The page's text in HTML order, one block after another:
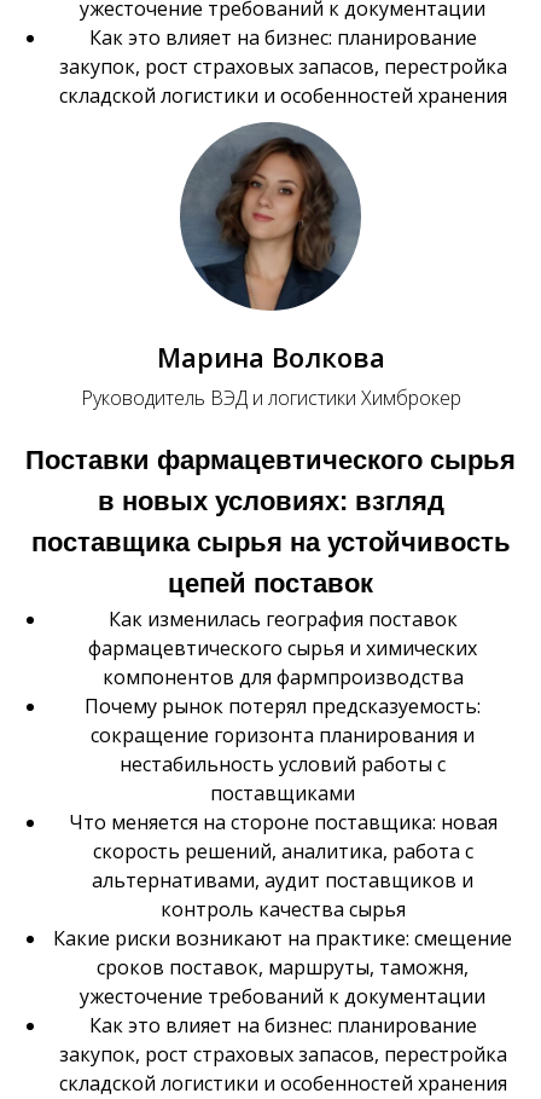
ужесточение требований к документации
Как это влияет на бизнес: планирование
закупок, рост страховых запасов, перестройка
складской логистики и особенностей хранения
Марина Волкова
Руководитель ВЭД и логистики Химброкер
Поставки фармацевтического сырья
в новых условиях: взгляд
поставщика сырья на устойчивость
цепей поставок
Как изменилась география поставок
фармацевтического сырья и химических
компонентов для фармпроизводства
Почему рынок потерял предсказуемость:
сокращение горизонта планирования и
нестабильность условий работы с
поставщиками
Что меняется на стороне поставщика: новая
скорость решений, аналитика, работа с
альтернативами, аудит поставщиков и
контроль качества сырья
Какие риски возникают на практике: смещение
сроков поставок, маршруты, таможня,
ужесточение требований к документации
Как это влияет на бизнес: планирование
закупок, рост страховых запасов, перестройка
складской логистики и особенностей хранения